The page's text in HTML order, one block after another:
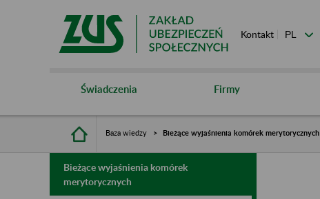
Kontakt
Świadczenia Firmy
Baza wiedzy Bieżące wyjaśnienia komórek merytorycznych
Bieżące wyjaśnienia komórek
merytorycznych